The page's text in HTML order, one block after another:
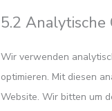
5.2 Analytische
Wir verwenden
optimieren. Mit diesen
Website. Wir bitten um